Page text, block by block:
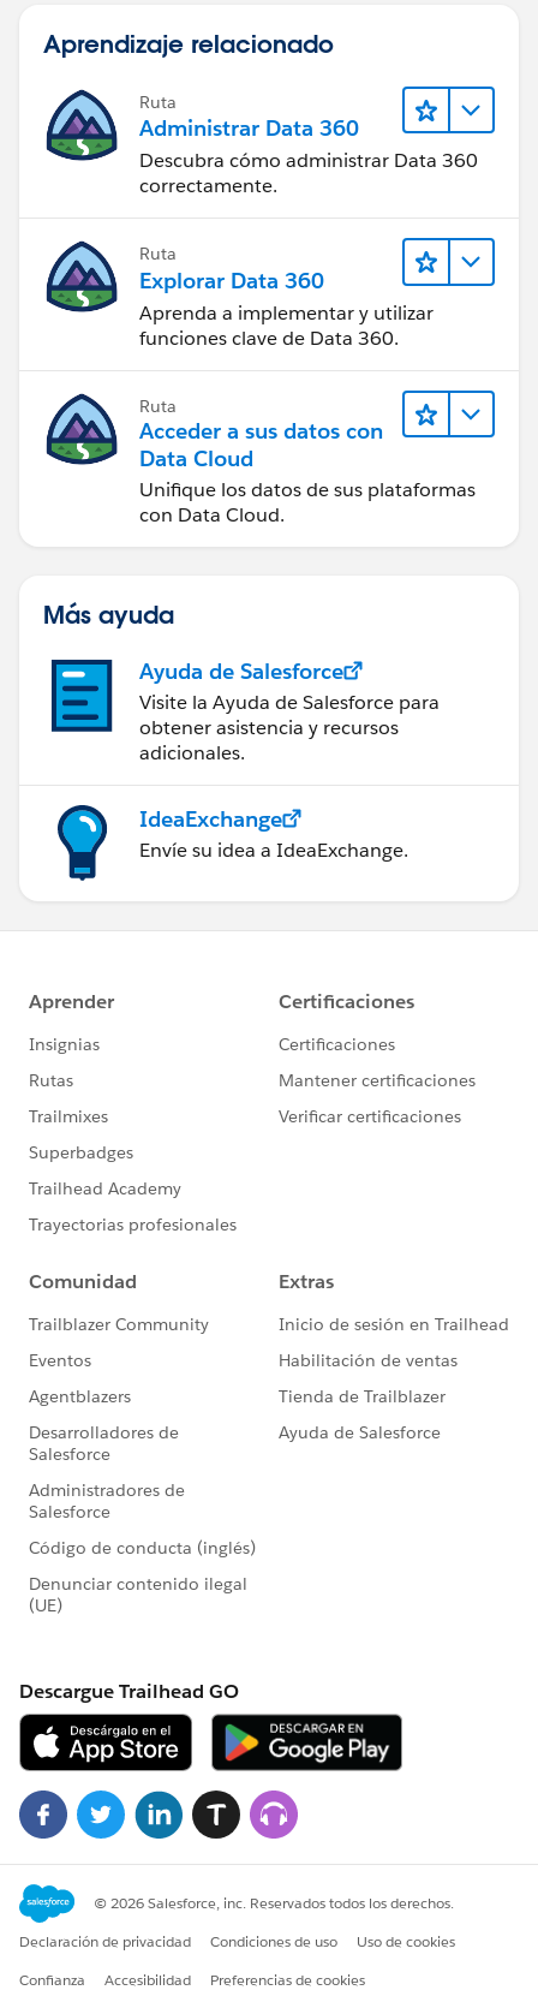
Aprendizaje relacionado
Ruta
Administrar Data 360
Descubra cómo administrar Data 360
correctamente.
Ruta
Explorar Data 360
Aprenda a implementar y utilizar
funciones clave de Data 360.
Ruta
Acceder a sus datos con
Data Cloud
Unifique los datos de sus plataformas
con Data Cloud.
Más ayuda
Ayuda de Salesforce
Visite la Ayuda de Salesforce para
obtener asistencia y recursos
adicionales.
IdeaExchange
Envíe su idea a IdeaExchange.